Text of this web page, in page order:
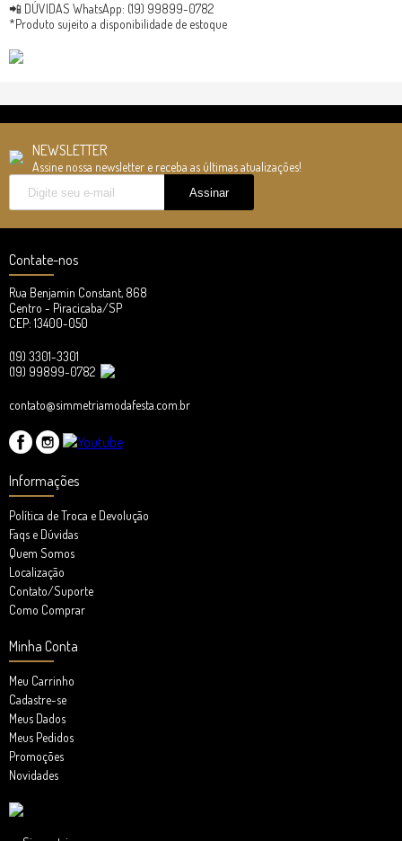
📲 DÚVIDAS WhatsApp: (19) 99899-0782
*Produto sujeito a disponibilidade de estoque
NEWSLETTER
Assine nossa newsletter e receba as últimas atualizações!
Contate-nos
Rua Benjamin Constant, 868
Centro - Piracicaba/SP
CEP: 13400-050
(19) 3301-3301
(19) 99899-0782
contato@simmetriamodafesta.com.br
Informações
Política de Troca e Devolução
Faqs e Dúvidas
Quem Somos
Localização
Contato/Suporte
Como Comprar
Minha Conta
Meu Carrinho
Cadastre-se
Meus Dados
Meus Pedidos
Promoções
Novidades